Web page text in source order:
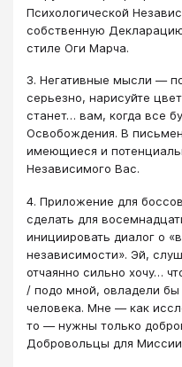
Психологической
собственную
стиле Оги Марча.
3. Негативные мысли —
серьезно, нарисуйте
станет… вам, когда все
Освобождения. В
имеющиеся и
Независимого Вас.
4. Приложение для
сделать для
инициировать диалог о
независимости». Эй,
отчаянно сильно хочу…
/ подо мной, овладели
человека. Мне — как
то — нужны только
Добровольцы для